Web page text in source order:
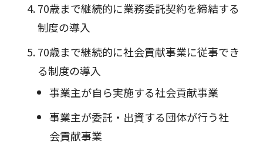
70歳まで継続的に業務委託契約を締結する
制度の導入
70歳まで継続的に社会貢献事業に従事でき
る制度の導入
事業主が自ら実施する社会貢献事業
事業主が委託・出資する団体が行う社
会貢献事業